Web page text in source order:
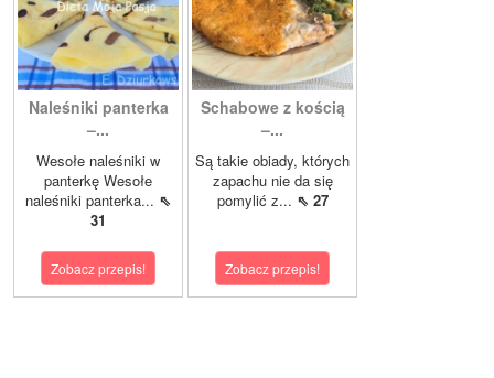
Naleśniki panterka
–...
Wesołe naleśniki w
panterkę Wesołe
naleśniki panterka... ⇖
31
Zobacz przepis!
Schabowe z kością
–...
Są takie obiady, których
zapachu nie da się
pomylić z... ⇖ 27
Zobacz przepis!